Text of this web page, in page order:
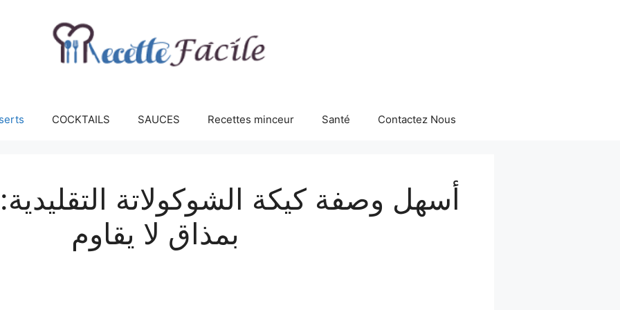
COCKTAILS SAUCES Recettes minceur Santé Contactez Nous
أسهل وصفة كيكة الشوكولاتة
بمذاق لا يقاوم